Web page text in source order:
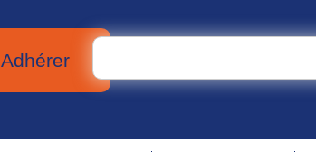
Adhérer